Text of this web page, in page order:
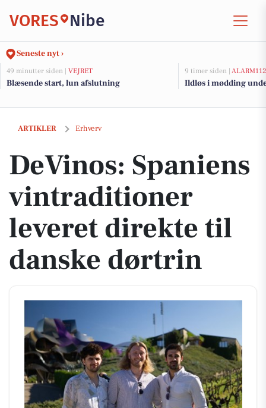
VORES Nibe
Seneste nyt ›
49 minutter siden | VEJRET
Blæsende start, lun afslutning
9 timer siden | ALARM112
Ildløs i mødding
ARTIKLER Erhverv
DeVinos: Spaniens vintraditioner leveret direkte til danske dørtrin
DeVinos: Spaniens
vintraditioner
leveret direkte til
danske dørtrin